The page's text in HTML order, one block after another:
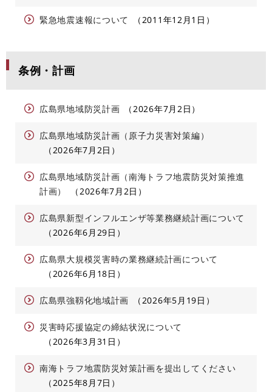
緊急地震速報について 2011年12月1日
条例・計画
広島県地域防災計画 2026年7月2日
広島県地域防災計画（原子力災害対策編）
2026年7月2日
広島県地域防災計画（南海トラフ地震防災対策推進
計画）
2026年7月2日
広島県新型インフルエンザ等業務継続計画について
2026年6月29日
広島県大規模災害時の業務継続計画について
2026年6月18日
広島県強靱化地域計画 2026年5月19日
災害時応援協定の締結状況について
2026年3月31日
南海トラフ地震防災対策計画を提出してください
2025年8月7日